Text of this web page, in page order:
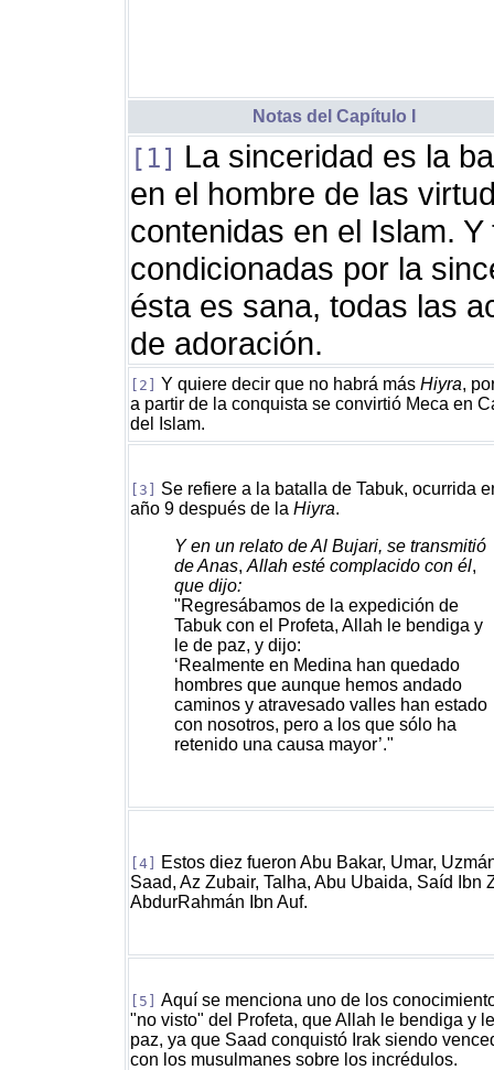
Notas del Capítulo I
[1] La sinceridad es la
en el hombre de las
contenidas en el Islam.
condicionadas por la
ésta es sana, todas las
de adoración.
[2] Y quiere decir que no habrá más Hiyra,
a partir de la conquista se convirtió Meca en
del Islam.
[3]
Se refiere a la batalla de Tabuk, ocurrida
año 9 después de la Hiyra.
Y en un relato de Al Bujari, se transmitió
de Anas, Allah esté complacido con él,
que dijo:
"Regresábamos de la expedición de
Tabuk con el Profeta, Allah le bendiga y
le de paz, y dijo:
‘Realmente en Medina han quedado
hombres que aunque hemos andado
caminos y atravesado valles han estado
con nosotros, pero a los que sólo ha
retenido una causa mayor’."
[4]
Estos diez fueron Abu Bakar, Umar,
Saad, Az Zubair, Talha, Abu Ubaida, Saíd Ibn
AbdurRahmán Ibn Auf.
[5]
Aquí se menciona uno de los
"no visto" del Profeta, que Allah le bendiga y
paz, ya que Saad conquistó Irak siendo
con los musulmanes sobre los incrédulos.